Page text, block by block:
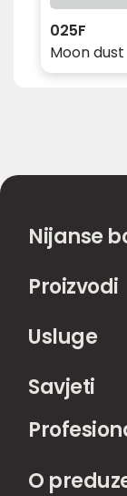
025F
Moon dust
Nijanse
Proizvodi
Usluge
Savjeti
O